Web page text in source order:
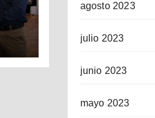
agosto 2023
julio 2023
junio 2023
mayo 2023